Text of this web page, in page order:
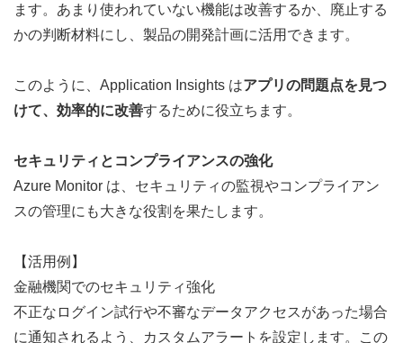
ます。あまり使われていない機能は改善するか、廃止する
かの判断材料にし、製品の開発計画に活用できます。
このように、Application Insights はアプリの問題点を見つ
けて、効率的に改善するために役立ちます。
セキュリティとコンプライアンスの強化
Azure Monitor は、セキュリティの監視やコンプライアン
スの管理にも大きな役割を果たします。
【活用例】
金融機関でのセキュリティ強化
不正なログイン試行や不審なデータアクセスがあった場合
に通知されるよう、カスタムアラートを設定します。この